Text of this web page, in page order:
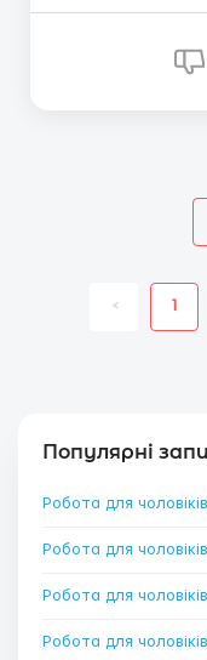
< 1
Популярні
Робота для
Робота для
Робота для
Робота для